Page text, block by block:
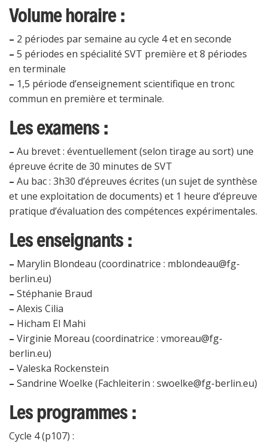
Volume horaire :
– 2 périodes par semaine au cycle 4 et en seconde
– 5 périodes en spécialité SVT première et 8 périodes
en terminale
– 1,5 période d’enseignement scientifique en tronc
commun en première et terminale.
Les examens :
– Au brevet : éventuellement (selon tirage au sort) une
épreuve écrite de 30 minutes de SVT
– Au bac : 3h30 d’épreuves écrites (un sujet de synthèse
et une exploitation de documents) et 1 heure d’épreuve
pratique d’évaluation des compétences expérimentales.
Les enseignants :
– Marylin Blondeau (coordinatrice : mblondeau@fg-
berlin.eu)
– Stéphanie Braud
– Alexis Cilia
– Hicham El Mahi
– Virginie Moreau (coordinatrice : vmoreau@fg-
berlin.eu)
– Valeska Rockenstein
– Sandrine Woelke (Fachleiterin : swoelke@fg-berlin.eu)
Les programmes :
Cycle 4 (p107) :